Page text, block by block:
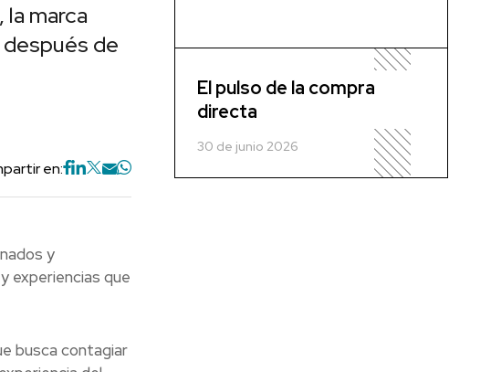
marca
de
en:
y
experiencias que
busca contagiar
El pulso de la compra
directa
30 de junio 2026